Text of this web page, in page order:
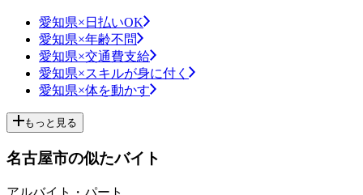
愛知県×日払いOK
愛知県×年齢不問
愛知県×交通費支給
愛知県×スキルが身に付く
愛知県×体を動かす
もっと見る
名古屋市の似たバイト
アルバイト・パート